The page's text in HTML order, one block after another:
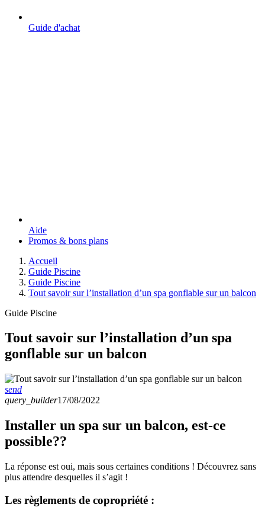
Guide d'achat
Aide
Promos & bons plans
Accueil
Guide Piscine
Guide Piscine
Tout savoir sur l’installation d’un spa gonflable sur un balcon
Guide Piscine
Tout savoir sur l’installation d’un spa
gonflable sur un balcon
send
query_builder17/08/2022
Installer un spa sur un balcon, est-ce
possible??
La réponse est oui, mais sous certaines conditions ! Découvrez sans
plus attendre desquelles il s’agit !
Les règlements de copropriété :